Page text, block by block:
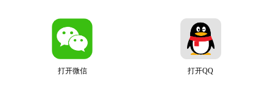
打开微信 打开QQ